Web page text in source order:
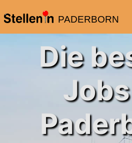
PADERBORN
Die